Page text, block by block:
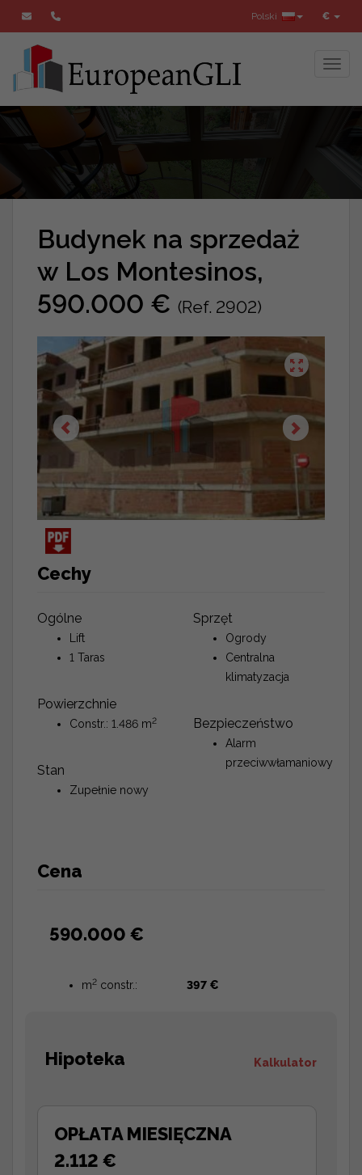
€
Polski
Budynek na sprzedaż
w Los Montesinos,
590.000 € (Ref. 2902)
Cechy
Ogólne
Lift
1 Taras
Powierzchnie
Constr.: 1.486 m2
Stan
Zupełnie nowy
Sprzęt
Ogrody
Centralna
klimatyzacja
Bezpieczeństwo
Alarm
przeciwwłamaniowy
Cena
590.000 €
m2 constr.: 397 €
Hipoteka Kalkulator
OPŁATA MIESIĘCZNA
2.112 €